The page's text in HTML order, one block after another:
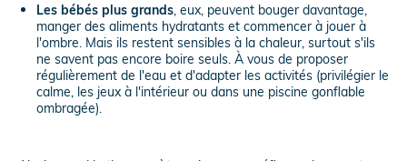
Les bébés plus grands, eux, peuvent bouger davantage,
manger des aliments hydratants et commencer à jouer à
l'ombre. Mais ils restent sensibles à la chaleur, surtout s'ils
ne savent pas encore boire seuls. À vous de proposer
régulièrement de l'eau et d'adapter les activités (privilégier le
calme, les jeux à l'intérieur ou dans une piscine gonflable
ombragée).